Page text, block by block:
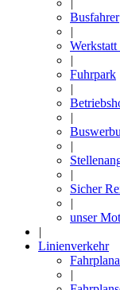
|
Busfahrer
|
|
Fuhrpark
|
|
|
|
Sicher
|
unser
|
Linienverkehr
|